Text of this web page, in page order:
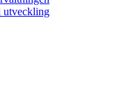
utveckling